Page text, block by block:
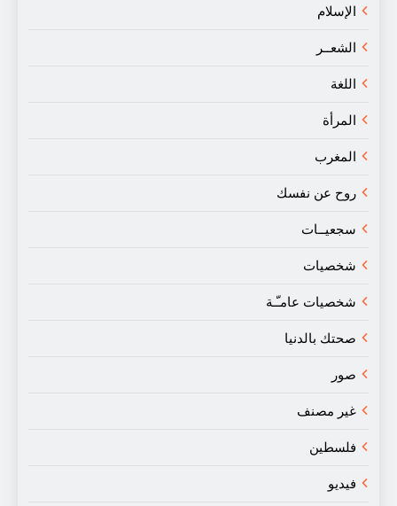
الإسلام
الشعــر
اللغة
المرأة
المغرب
روح عن نفسك
سجعيــات
شخصيات
شخصيات عامـّـة
صحتك بالدنيا
صور
غير مصنف
فلسطين
فيديو